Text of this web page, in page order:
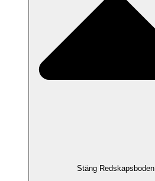
Stäng Redskapsboden